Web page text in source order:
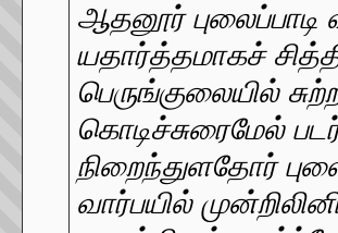
ஆதனூர்
யதார்த்தமாகச்
பெருங்குலையில்
கொடிச்சுரைமேல்
நிறைந்துளதோர்
வார்பயில்